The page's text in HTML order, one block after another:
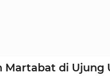
Martabat di Ujung